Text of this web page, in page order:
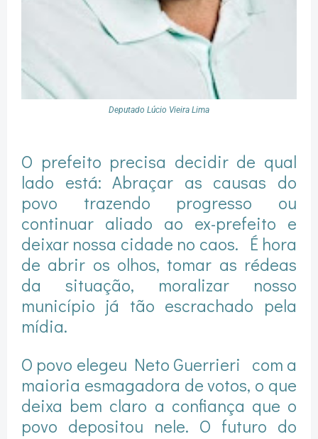
Deputado Lúcio Vieira Lima
O prefeito precisa decidir de qual
lado está: Abraçar as causas do
povo trazendo progresso ou
continuar aliado ao ex-prefeito e
deixar nossa cidade no caos. É hora
de abrir os olhos, tomar as rédeas
da situação, moralizar nosso
município já tão escrachado pela
mídia.
O povo elegeu Neto Guerrieri com a
maioria esmagadora de votos, o que
deixa bem claro a confiança que o
povo depositou nele. O futuro do